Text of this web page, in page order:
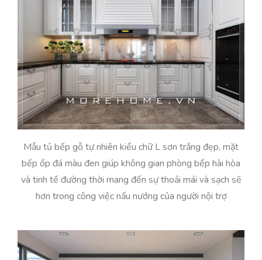
Mẫu tủ bếp gỗ tự nhiên kiểu chữ L sơn trắng đẹp, mặt
bếp ốp đá màu đen giúp không gian phòng bếp hài hòa
và tinh tế đường thời mang đến sự thoải mái và sạch sẽ
hơn trong công việc nấu nướng của người nội trợ